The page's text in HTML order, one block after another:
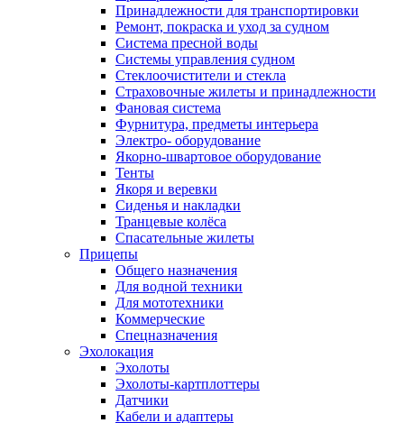
Принадлежности для транспортировки
Ремонт, покраска и уход за судном
Система пресной воды
Системы управления судном
Стеклоочистители и стекла
Страховочные жилеты и принадлежности
Фановая система
Фурнитура, предметы интерьера
Электро- оборудование
Якорно-швартовое оборудование
Тенты
Якоря и веревки
Сиденья и накладки
Транцевые колёса
Спасательные жилеты
Прицепы
Общего назначения
Для водной техники
Для мототехники
Коммерческие
Спецназначения
Эхолокация
Эхолоты
Эхолоты-картплоттеры
Датчики
Кабели и адаптеры